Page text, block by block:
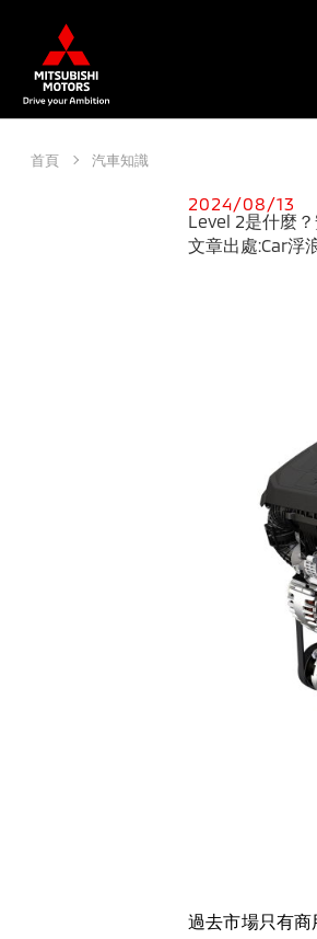
首頁 汽車知識
2024/08/13
Level 2是什麼
文章出處:Car浮
過去市場只有